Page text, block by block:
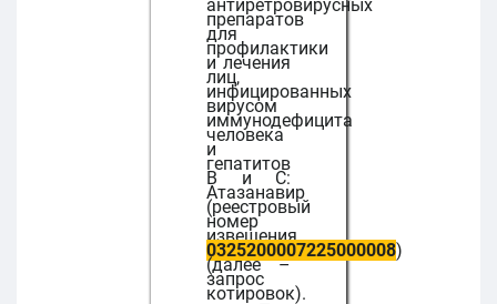
антиретровирусных
препаратов
для
профилактики
и лечения
лиц,
инфицированных
вирусом
иммунодефицита
человека
и
гепатитов
В и С:
Атазанавир
(реестровый
номер
извещения
0325200007225000008)
(далее –
запрос
котировок).